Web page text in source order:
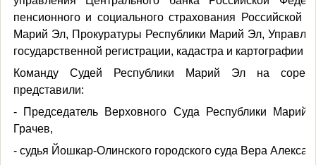
пенсионного и социального страхования Российской
Марий Эл, Прокуратуры Республики Марий Эл,
государственной регистрации, кадастра и картографии
Команду Судей Республики Марий Эл на
представили:
- Председатель Верховного Суда Республики
Грачев,
- судья Йошкар-Олинского городского суда Вера